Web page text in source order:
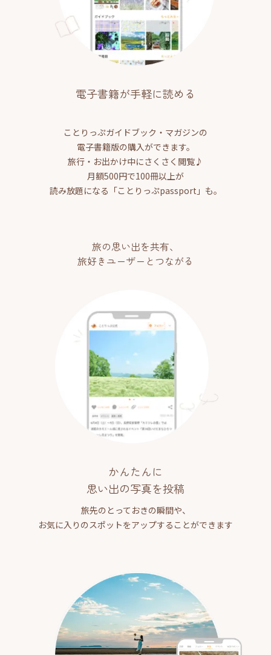
電子書籍が手軽に読める
ことりっぷガイドブック・マガジンの
電子書籍版の購入ができます。
旅行・お出かけ中にさくさく閲覧♪
月額500円で100冊以上が
読み放題になる「ことりっぷpassport」も。
旅の思い出を共有、
旅好きユーザーとつながる
かんたんに
思い出の写真を投稿
旅先のとっておきの瞬間や、
お気に入りのスポットをアップすることができます